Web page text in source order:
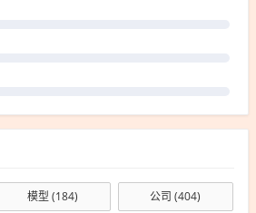
模型(184) 公司 (404)